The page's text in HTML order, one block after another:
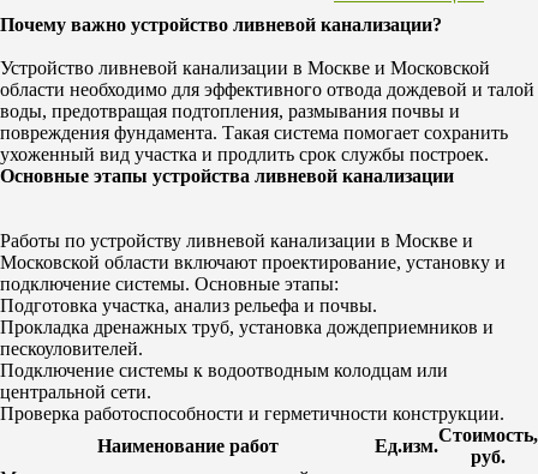
Почему важно устройство ливневой канализации?
Устройство ливневой канализации в Москве и Московской
области необходимо для эффективного отвода дождевой и талой
воды, предотвращая подтопления, размывания почвы и
повреждения фундамента. Такая система помогает сохранить
ухоженный вид участка и продлить срок службы построек.
Основные этапы устройства ливневой канализации
Работы по устройству ливневой канализации в Москве и
Московской области включают проектирование, установку и
подключение системы. Основные этапы:
Подготовка участка, анализ рельефа и почвы.
Прокладка дренажных труб, установка дождеприемников и
пескоуловителей.
Подключение системы к водоотводным колодцам или
центральной сети.
Проверка работоспособности и герметичности конструкции.
Наименование работ
Ед.изм.
Стоимость,
руб.